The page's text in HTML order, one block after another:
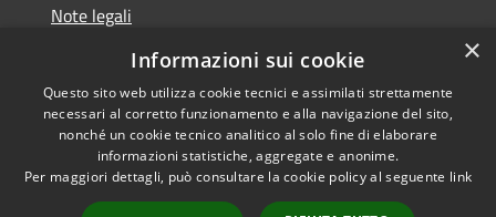
Note legali
Dichiarazione di accessibilità
Accessibilità
Copyright © 2026 • Comune di
Lettomanoppello • Powered by
×
Informazioni sui cookie
Questo sito web utilizza cookie tecnici e assimilati strettamente
necessari al corretto funzionamento e alla navigazione del sito,
nonché un cookie tecnico analitico al solo fine di elaborare
informazioni statistiche, aggregate e anonime.
Per maggiori dettagli, può consultare la cookie policy al seguente link